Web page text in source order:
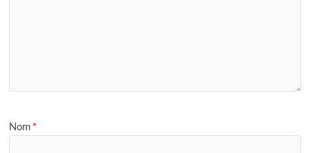
Nom *